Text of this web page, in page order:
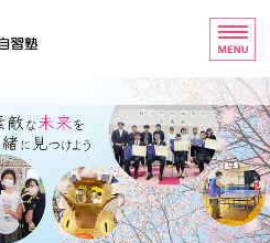
桜心学院（おうしんがくいん